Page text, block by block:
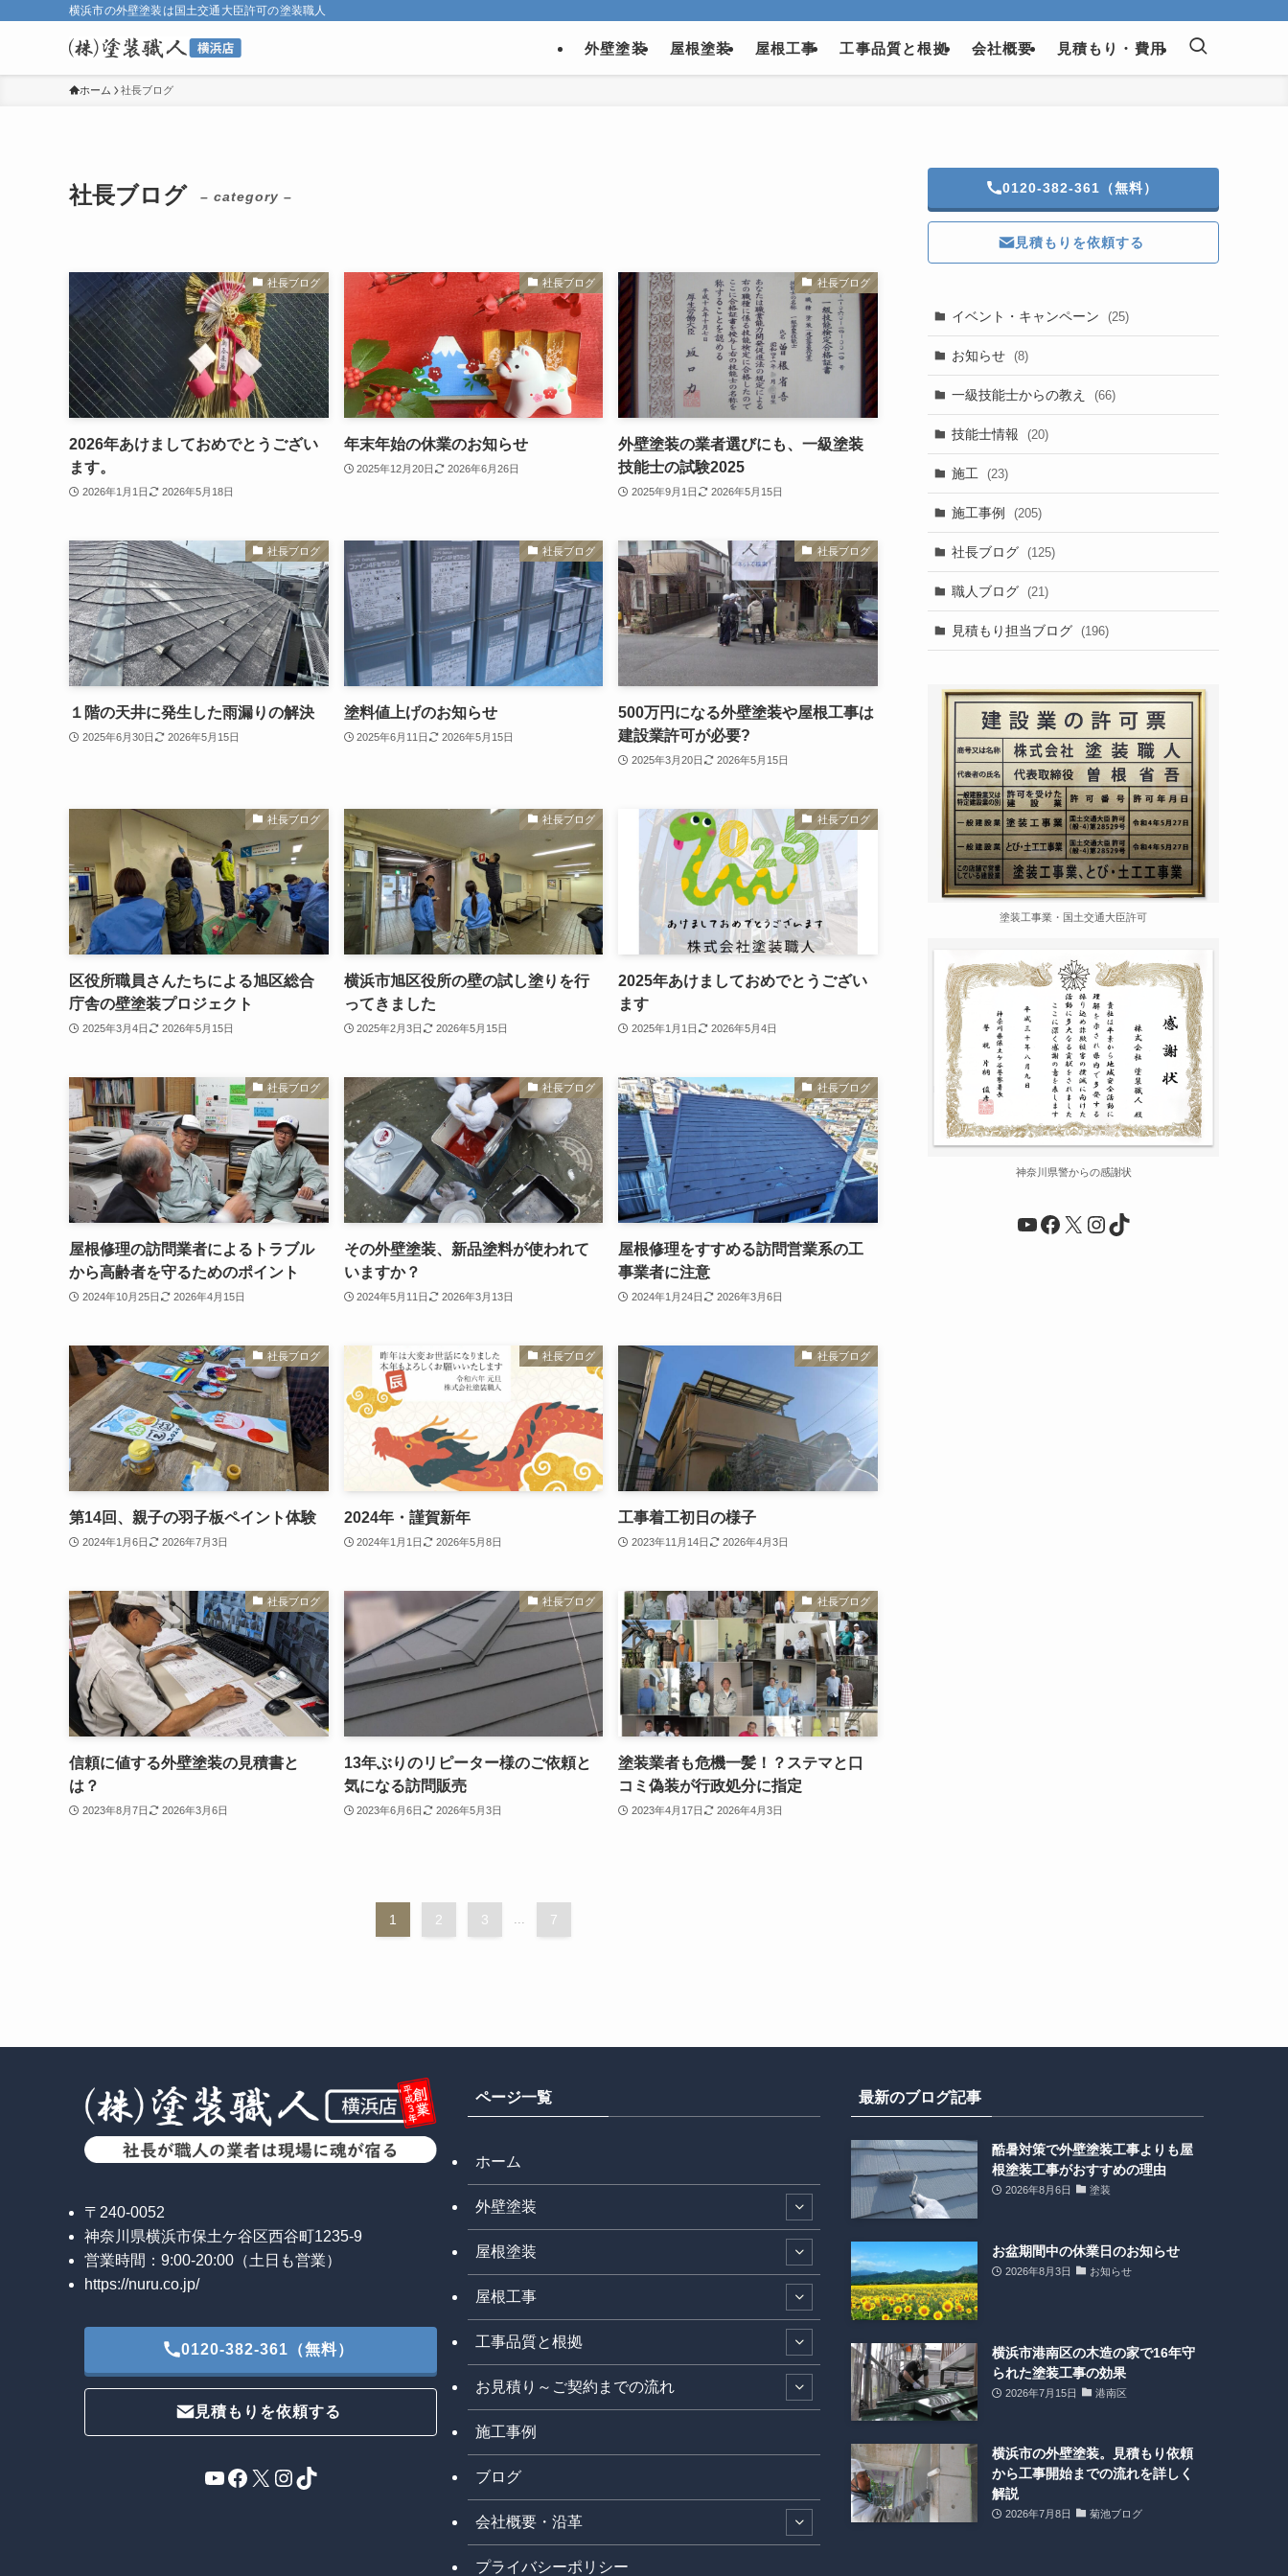
横浜市の外壁塗装は国土交通大臣許可の塗装職人
外壁塗装 屋根塗装 屋根工事 工事品質と根拠 会社概要 見積もり・費用
ホーム 社長ブログ
社長ブログ – category –
社長ブログ
2026年あけましておめでとうござい
ます。
2026年1月1日 2026年5月18日
社長ブログ
年末年始の休業のお知らせ
2025年12月20日 2026年6月26日
社長ブログ
外壁塗装の業者選びにも、一級塗装
技能士の試験2025
2025年9月1日 2026年5月15日
社長ブログ
１階の天井に発生した雨漏りの解決
2025年6月30日 2026年5月15日
社長ブログ
塗料値上げのお知らせ
2025年6月11日 2026年5月15日
社長ブログ
500万円になる外壁塗装や屋根工事は
建設業許可が必要?
2025年3月20日 2026年5月15日
社長ブログ
区役所職員さんたちによる旭区総合
庁舎の壁塗装プロジェクト
2025年3月4日 2026年5月15日
社長ブログ
横浜市旭区役所の壁の試し塗りを行
ってきました
2025年2月3日 2026年5月15日
社長ブログ
2025年あけましておめでとうござい
ます
2025年1月1日 2026年5月4日
社長ブログ
屋根修理の訪問業者によるトラブル
から高齢者を守るためのポイント
2024年10月25日 2026年4月15日
社長ブログ
その外壁塗装、新品塗料が使われて
いますか？
2024年5月11日 2026年3月13日
社長ブログ
屋根修理をすすめる訪問営業系の工
事業者に注意
2024年1月24日 2026年3月6日
社長ブログ
第14回、親子の羽子板ペイント体験
2024年1月6日 2026年7月3日
社長ブログ
2024年・謹賀新年
2024年1月1日 2026年5月8日
社長ブログ
工事着工初日の様子
2023年11月14日 2026年4月3日
社長ブログ
信頼に値する外壁塗装の見積書と
は？
2023年8月7日 2026年3月6日
社長ブログ
13年ぶりのリピーター様のご依頼と
気になる訪問販売
2023年6月6日 2026年5月3日
社長ブログ
塗装業者も危機一髪！？ステマと口
コミ偽装が行政処分に指定
2023年4月17日 2026年4月3日
1 2 3 7
0120-382-361（無料）
見積もりを依頼する
イベント・キャンペーン (25)
お知らせ (8)
一級技能士からの教え (66)
技能士情報 (20)
施工 (23)
施工事例 (205)
社長ブログ (125)
職人ブログ (21)
見積もり担当ブログ (196)
塗装工事業・国土交通大臣許可
神奈川県警からの感謝状
YouTube
Facebook
X Instagram
TikTok
〒240-0052
神奈川県横浜市保土ケ谷区西谷町1235-9
営業時間：9:00-20:00（土日も営業）
https://nuru.co.jp/
0120-382-361（無料）
見積もりを依頼する
YouTube
Facebook
X Instagram
TikTok
ページ一覧
ホーム
外壁塗装
屋根塗装
屋根工事
工事品質と根拠
お見積り～ご契約までの流れ
施工事例
ブログ
会社概要・沿革
プライバシーポリシー
最新のブログ記事
酷暑対策で外壁塗装工事よりも屋
根塗装工事がおすすめの理由
2026年8月6日 塗装
お盆期間中の休業日のお知らせ
2026年8月3日 お知らせ
横浜市港南区の木造の家で16年守
られた塗装工事の効果
2026年7月15日 港南区
横浜市の外壁塗装。見積もり依頼
から工事開始までの流れを詳しく
解説
2026年7月8日 菊池ブログ